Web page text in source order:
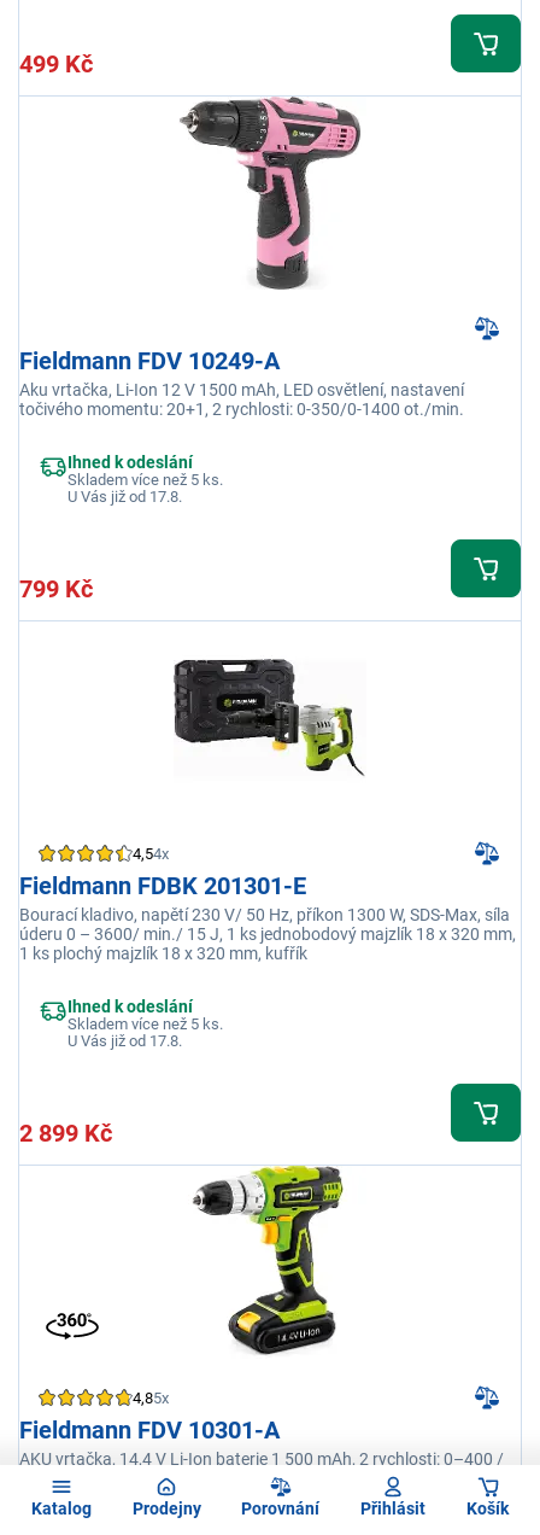
Katalog Prodejny Porovnání Přihlásit Košík
499 Kč
Fieldmann FDV 10249-A
Aku vrtačka, Li-Ion 12 V 1500 mAh, LED osvětlení, nastavení
točivého momentu: 20+1, 2 rychlosti: 0-350/0-1400 ot./min.
Ihned k odeslání
Skladem více než 5 ks.
U Vás již od 17.8.
799 Kč
4,54x
Fieldmann FDBK 201301-E
Bourací kladivo, napětí 230 V/ 50 Hz, příkon 1300 W, SDS-Max, síla
úderu 0 – 3600/ min./ 15 J, 1 ks jednobodový majzlík 18 x 320 mm,
1 ks plochý majzlík 18 x 320 mm, kufřík
Ihned k odeslání
Skladem více než 5 ks.
U Vás již od 17.8.
2 899 Kč
4,85x
Fieldmann FDV 10301-A
AKU vrtačka, 14,4 V Li-Ion baterie 1 500 mAh, 2 rychlosti: 0–400 /
0–1 400 ot./min, krouticí moment 30 Nm, 18+1+1 stupňů
krouticích momentu a 1, stupen pro vrtání a 1 stupen pro
šroubování, doba nabíjení 3 – 5 h, maximální průměr vrtání 10 mm